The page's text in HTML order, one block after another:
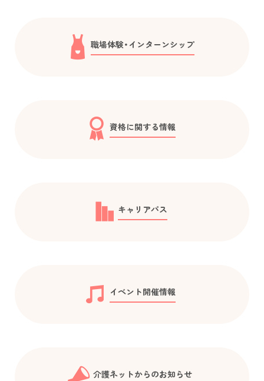
職場体験・インターンシップ
資格に関する情報
キャリアパス
イベント開催情報
介護ネットからのお知らせ